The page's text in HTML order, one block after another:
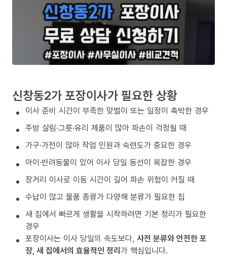
신창동2가 포장이사가 필요한 상황
이사 준비 시간이 부족한 맞벌이 또는 일정이 촉박한 경우
주방 살림·그릇·유리 제품이 많아 파손이 걱정될 때
가구·가전이 많아 작업 인원과 숙련도가 중요한 경우
아이·반려동물이 있어 이사 당일 동선이 복잡한 경우
장거리 이사로 이동 시간이 길어 파손 위험이 커질 때
수납이 많고 물품 종류가 다양해 분류가 필요한 집
새 집에서 빠르게 생활을 시작하려면 기본 정리가 필요한
경우
포장이사는 이사 당일의 속도보다, 사전 분류와 안전한 포
장, 새 집에서의 효율적인 정리가 핵심입니다.